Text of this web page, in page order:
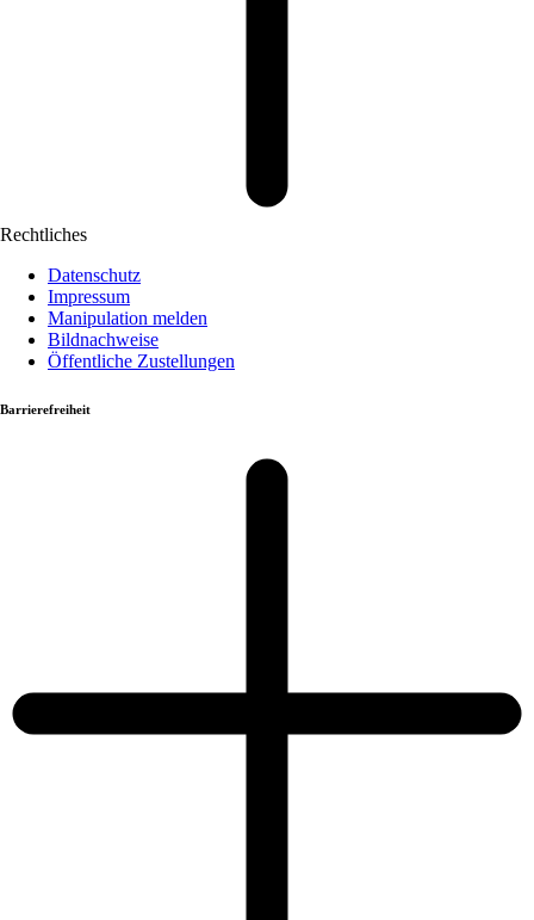
Rechtliches
Datenschutz
Impressum
Manipulation melden
Bildnachweise
Öffentliche Zustellungen
Barrierefreiheit